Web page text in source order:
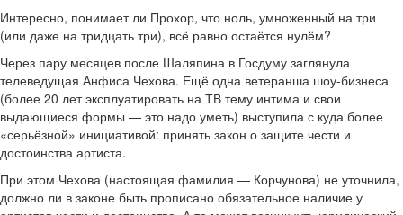
Интересно, понимает ли Прохор, что ноль, умноженный на три
(или даже на тридцать три), всё равно остаётся нулём?
Через пару месяцев после Шаляпина в Госдуму заглянула
телеведущая Анфиса Чехова. Ещё одна ветеранша шоу-бизнеса
(более 20 лет эксплуатировать на ТВ тему интима и свои
выдающиеся формы — это надо уметь) выступила с куда более
«серьёзной» инициативой: принять закон о защите чести и
достоинства артиста.
При этом Чехова (настоящая фамилия — Корчунова) не уточнила,
должно ли в законе быть прописано обязательное наличие у